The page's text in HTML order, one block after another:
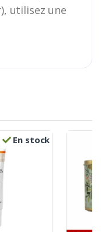
utilisez une
En stock